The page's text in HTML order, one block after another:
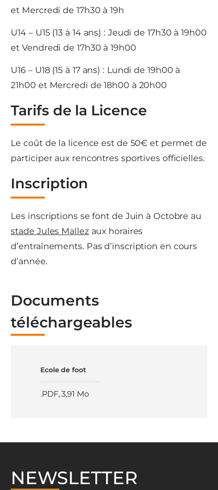
et Mercredi de 17h30 à 19h
U14 – U15 (13 à 14 ans) : Jeudi de 17h30 à 19h00
et Vendredi de 17h30 à 19h00
U16 – U18 (15 à 17 ans) : Lundi de 19h00 à
21h00 et Mercredi de 18h00 à 20h00
Tarifs de la Licence
Le coût de la licence est de 50€ et permet de
participer aux rencontres sportives officielles.
Inscription
Les inscriptions se font de Juin à Octobre au
stade Jules Mallez aux horaires
d’entraînements. Pas d’inscription en cours
d’année.
Documents
téléchargeables
Ecole de foot
.PDF,3,91 Mo
NEWSLETTER